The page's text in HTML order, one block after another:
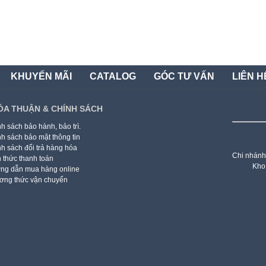
KHUYẾN MÃI CATALOG GÓC TƯ VẤN LIÊN
THUẬN & CHÍNH SÁCH
sách bảo hành, bảo trì.
sách bảo mật thông tin
sách đổi trả hàng hóa
thức thanh toán
dẫn mua hàng online
thức vận chuyển
Chi